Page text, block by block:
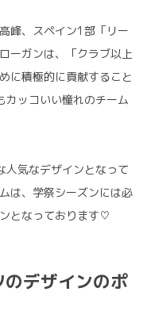
峰、スペイン1部「リー
ーガンは、「クラブ以上
に積極的に貢献すること
カッコいい憧れのチーム
人気なデザインとなって
は、学祭シーズンには必
となっております♡
デザインのポ